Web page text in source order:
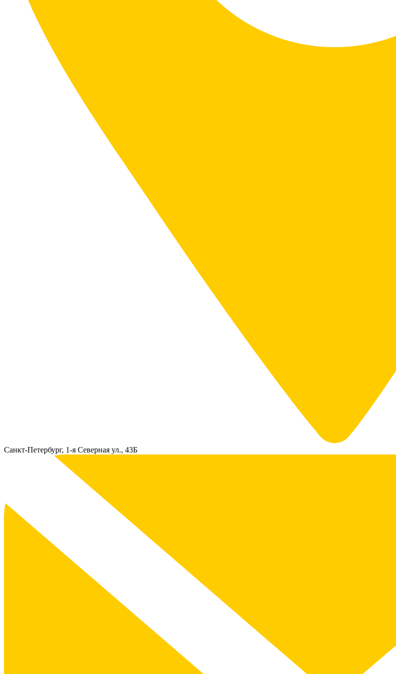
Санкт-Петербург, 1-я Северная ул., 43Б